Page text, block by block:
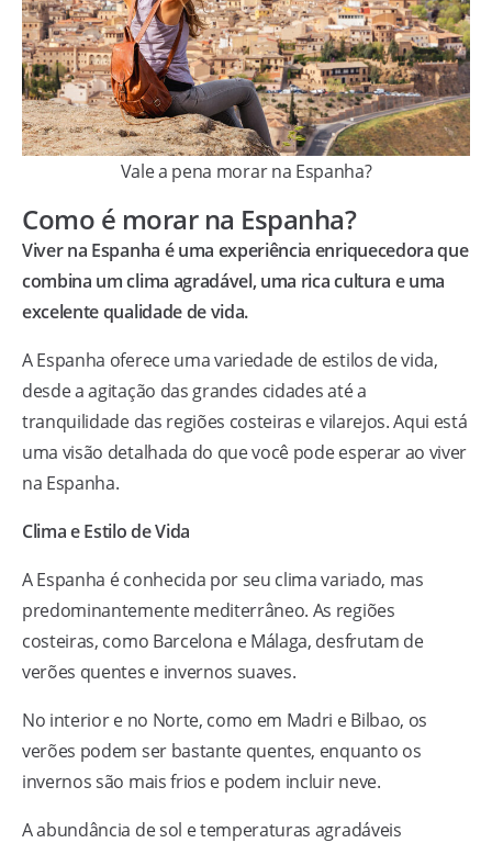
Vale a pena morar na Espanha?
Como é morar na Espanha?
Viver na Espanha é uma experiência enriquecedora que
combina um clima agradável, uma rica cultura e uma
excelente qualidade de vida.
A Espanha oferece uma variedade de estilos de vida,
desde a agitação das grandes cidades até a
tranquilidade das regiões costeiras e vilarejos. Aqui está
uma visão detalhada do que você pode esperar ao viver
na Espanha.
Clima e Estilo de Vida
A Espanha é conhecida por seu clima variado, mas
predominantemente mediterrâneo. As regiões
costeiras, como Barcelona e Málaga, desfrutam de
verões quentes e invernos suaves.
No interior e no Norte, como em Madri e Bilbao, os
verões podem ser bastante quentes, enquanto os
invernos são mais frios e podem incluir neve.
A abundância de sol e temperaturas agradáveis